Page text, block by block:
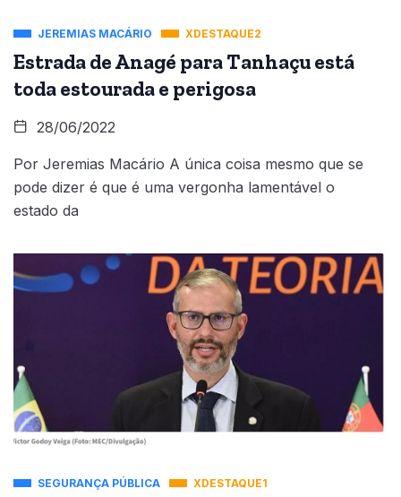
JEREMIAS MACÁRIO XDESTAQUE2
Estrada de Anagé para Tanhaçu está
toda estourada e perigosa
28/06/2022
Por Jeremias Macário A única coisa mesmo que se
pode dizer é que é uma vergonha lamentável o
estado da
SEGURANÇA PÚBLICA XDESTAQUE1